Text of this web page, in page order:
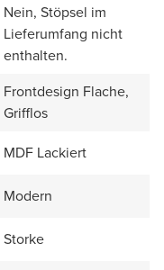
Nein, Stöpsel im
Lieferumfang nicht
enthalten.
Frontdesign Flache,
Grifflos
MDF Lackiert
Modern
Storke